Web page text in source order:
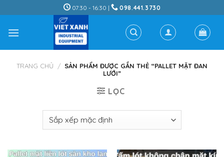
to
content
07:30 - 16:30 | 098.441.3730
TRANG CHỦ / SẢN PHẨM ĐƯỢC GẮN THẺ “PALLET MẶT ĐAN
LƯỚI”
LỌC